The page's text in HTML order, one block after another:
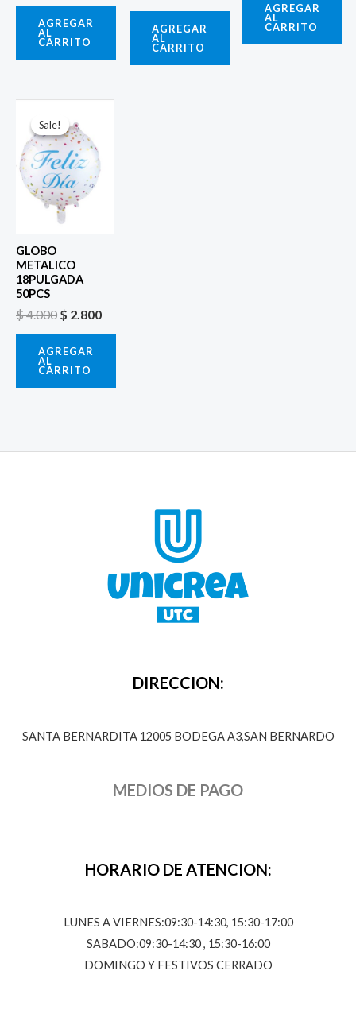
AGREGAR
AL
CARRITO
AGREGAR
AL
CARRITO
AGREGAR
AL
CARRITO
Sale!
Sale!
GLOBO
METALICO
18PULGADA
50PCS
$4.000
precio
original
era:
$ 4.000.
$ 2.800
AGREGAR
AL
CARRITO
DIRECCION:
SANTA BERNARDITA 12005 BODEGA A3,SAN BERNARDO
MEDIOS DE PAGO
HORARIO DE ATENCION:
LUNES A VIERNES:09:30-14:30, 15:30-17:00
SABADO:09:30-14:30 , 15:30-16:00
DOMINGO Y FESTIVOS CERRADO